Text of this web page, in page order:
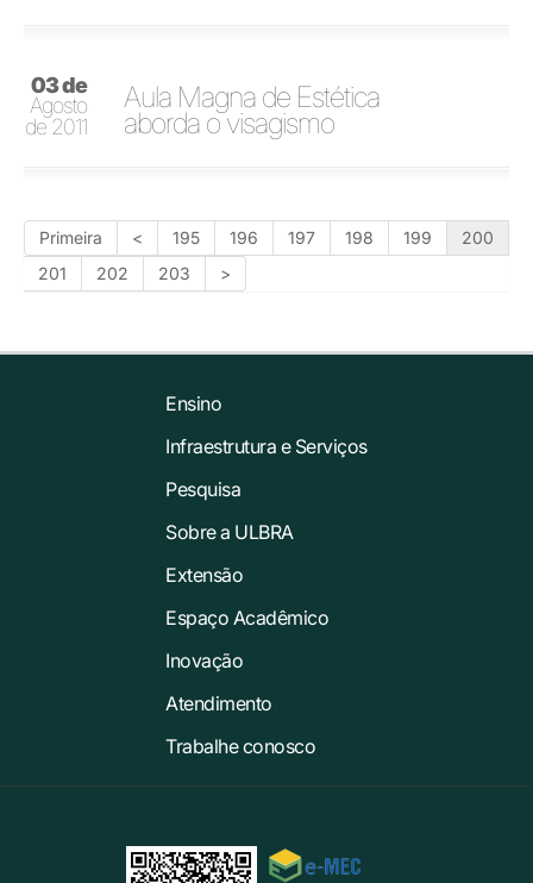
03 de
Agosto
de 2011
Aula Magna de Estética
aborda o visagismo
Primeira < 195 196 197 198 199
200
201
202 203 >
Ensino
Infraestrutura e Serviços
Pesquisa
Sobre a ULBRA
Extensão
Espaço Acadêmico
Inovação
Atendimento
Trabalhe conosco